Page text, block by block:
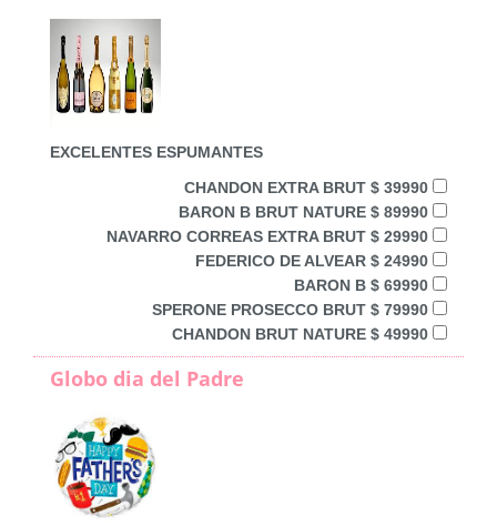
EXCELENTES ESPUMANTES
CHANDON EXTRA BRUT $ 39990
BARON B BRUT NATURE $ 89990
NAVARRO CORREAS EXTRA BRUT $ 29990
FEDERICO DE ALVEAR $ 24990
BARON B $ 69990
SPERONE PROSECCO BRUT $ 79990
CHANDON BRUT NATURE $ 49990
Globo dia del Padre